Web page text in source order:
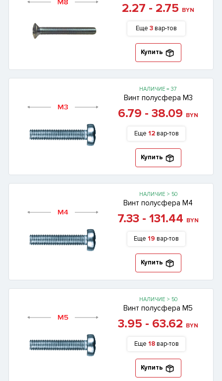
2.27 - 2.75 BYN
Еще 3вар-тов
Купить
НАЛИЧИЕ = 37
Винт полусфера М3
6.79 - 38.09 BYN
Еще 12 вар-тов
Купить
НАЛИЧИЕ > 50
Винт полусфера М4
7.33 - 131.44 BYN
Еще 19 вар-тов
Купить
НАЛИЧИЕ > 50
Винт полусфера М5
3.95 - 63.62 BYN
Еще 18 вар-тов
Купить